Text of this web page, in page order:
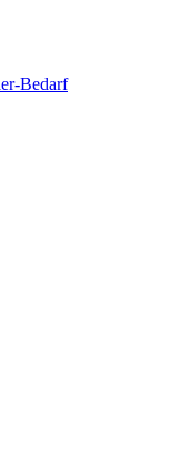
Bedarf